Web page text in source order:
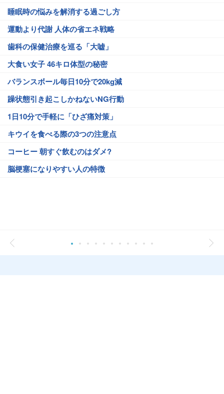
睡眠時の悩みを解消する過ごし方
運動より代謝 人体の省エネ戦略
歯科の保健治療を巡る「大嘘」
大食い女子 46キロ体型の秘密
バランスボール毎日10分で20kg減
躁状態引き起こしかねないNG行動
1日10分で手軽に「ひざ痛対策」
キウイを食べる際の3つの注意点
コーヒー 朝すぐ飲むのはダメ?
脳梗塞になりやすい人の特徴